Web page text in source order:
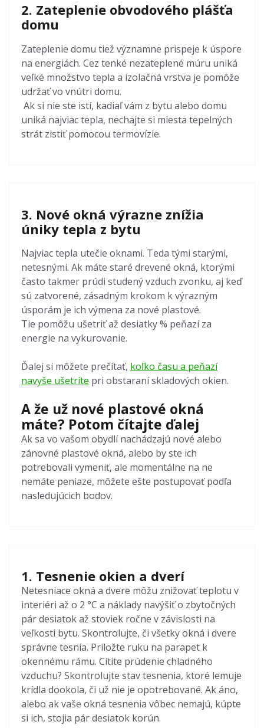
2. Zateplenie obvodového plášťa
domu
Zateplenie domu tiež významne prispeje k úspore
na energiách. Cez tenké nezateplené múru uniká
veľké množstvo tepla a izolačná vrstva je pomôže
udržať vo vnútri domu.
Ak si nie ste istí, kadiaľ vám z bytu alebo domu
uniká najviac tepla, nechajte si miesta tepelných
strát zistiť pomocou termovízie.
3. Nové okná výrazne znížia
úniky tepla z bytu
Najviac tepla utečie oknami. Teda tými starými,
netesnými. Ak máte staré drevené okná, ktorými
často takmer prúdi studený vzduch zvonku, aj keď
sú zatvorené, zásadným krokom k výrazným
úsporám je ich výmena za nové plastové.
Tie pomôžu ušetriť až desiatky % peňazí za
energie na vykurovanie.
Ďalej si môžete prečítať, koľko času a peňazí
navyše ušetríte pri obstaraní skladových okien.
A že už nové plastové okná
máte? Potom čítajte ďalej
Ak sa vo vašom obydlí nachádzajú nové alebo
zánovné plastové okná, alebo by ste ich
potrebovali vymeniť, ale momentálne na ne
nemáte peniaze, môžete ešte postupovať podľa
nasledujúcich bodov.
1. Tesnenie okien a dverí
Netesniace okná a dvere môžu znižovať teplotu v
interiéri až o 2 °C a náklady navýšiť o zbytočných
pár desiatok až stoviek ročne v závislosti na
veľkosti bytu. Skontrolujte, či všetky okná i dvere
správne tesnia. Priložte ruku na parapet k
okennému rámu. Cítite prúdenie chladného
vzduchu? Skontrolujte stav tesnenia, ktoré lemuje
krídla dookola, či už nie je opotrebované. Ak áno,
alebo ak vaše okná tesnenia vôbec nemajú, kúpte
si ich, stojia pár desiatok korún.